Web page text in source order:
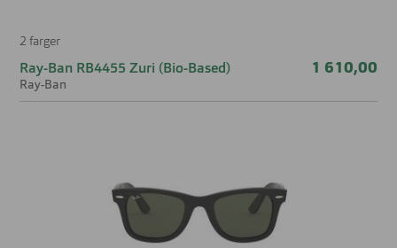
2 farger
Ray-Ban RB4455 Zuri (Bio-Based)
Ray-Ban
1 610,00